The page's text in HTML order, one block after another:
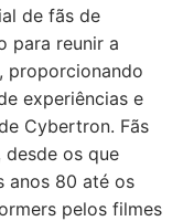
de fãs de
para reunir a
proporcionando
experiências e
Cybertron. Fãs
os que
anos 80 até os
pelos filmes